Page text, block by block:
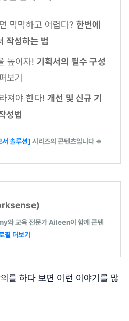
막막하고 어렵다? 한번에
작성하는 법
높이자! 기획서의 필수 구성
보기
져야 한다! 개선 및 신규 기
성법
서 솔루션] 시리즈의 콘텐츠입니다 ※
와 교육 전문가 Aileen이 함께 콘텐
필 더보기
를 하다 보면 이런 이야기를 많